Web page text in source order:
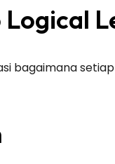
bagaimana